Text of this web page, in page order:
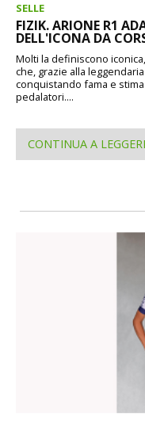
SELLE
FIZIK. ARIONE R1
DELL'ICONA DA
Molti la definiscono
che, grazie alla
conquistando fama e
pedalatori....
CONTINUA A